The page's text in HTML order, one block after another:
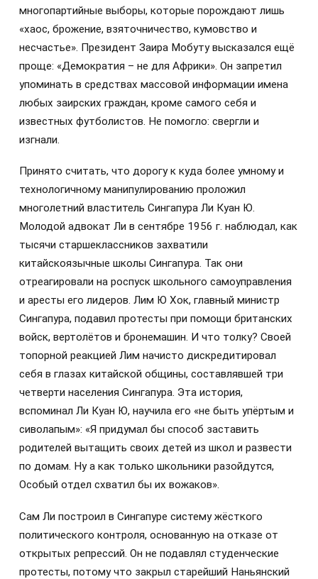
многопартийные выборы, которые порождают лишь
«хаос, брожение, взяточничество, кумовство и
несчастье». Президент Заира Мобуту высказался ещё
проще: «Демократия – не для Африки». Он запретил
упоминать в средствах массовой информации имена
любых заирских граждан, кроме самого себя и
известных футболистов. Не помогло: свергли и
изгнали.
Принято считать, что дорогу к куда более умному и
технологичному манипулированию проложил
многолетний властитель Сингапура Ли Куан Ю.
Молодой адвокат Ли в сентябре 1956 г. наблюдал, как
тысячи старшеклассников захватили
китайскоязычные школы Сингапура. Так они
отреагировали на роспуск школьного самоуправления
и аресты его лидеров. Лим Ю Хок, главный министр
Сингапура, подавил протесты при помощи британских
войск, вертолётов и бронемашин. И что толку? Своей
топорной реакцией Лим начисто дискредитировал
себя в глазах китайской общины, составлявшей три
четверти населения Сингапура. Эта история,
вспоминал Ли Куан Ю, научила его «не быть упёртым и
сиволапым»: «Я придумал бы способ заставить
родителей вытащить своих детей из школ и развести
по домам. Ну а как только школьники разойдутся,
Особый отдел схватил бы их вожаков».
Сам Ли построил в Сингапуре систему жёсткого
политического контроля, основанную на отказе от
открытых репрессий. Он не подавлял студенческие
протесты, потому что закрыл старейший Наньянский